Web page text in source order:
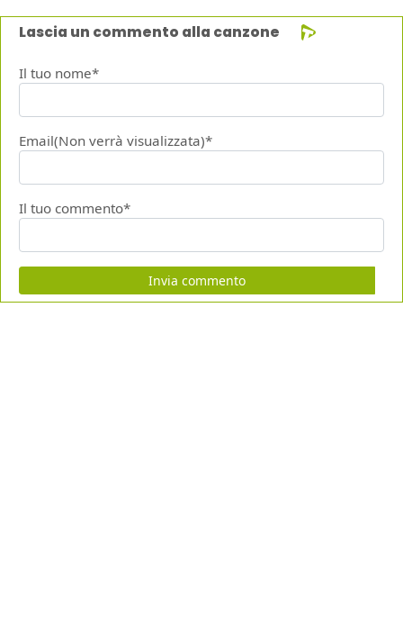
Lascia un commento alla canzone
Il tuo nome*
Email(Non verrà visualizzata)*
Il tuo commento*
Invia commento